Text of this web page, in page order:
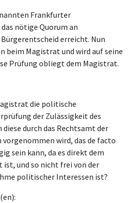
Frankfurter
nötige Quorum an
erreicht. Nun
beim Magistrat und wird auf seine
Prüfung obliegt dem Magistrat.
die politische
der Zulässigkeit des
durch das Rechtsamt der
wird, das de facto
sein kann, da es direkt dem
und so nicht frei von der
politischer Interessen ist?